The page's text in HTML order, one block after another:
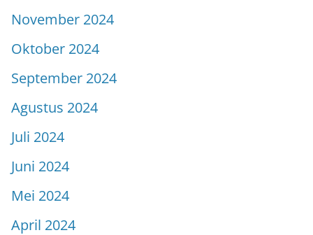
November 2024
Oktober 2024
September 2024
Agustus 2024
Juli 2024
Juni 2024
Mei 2024
April 2024